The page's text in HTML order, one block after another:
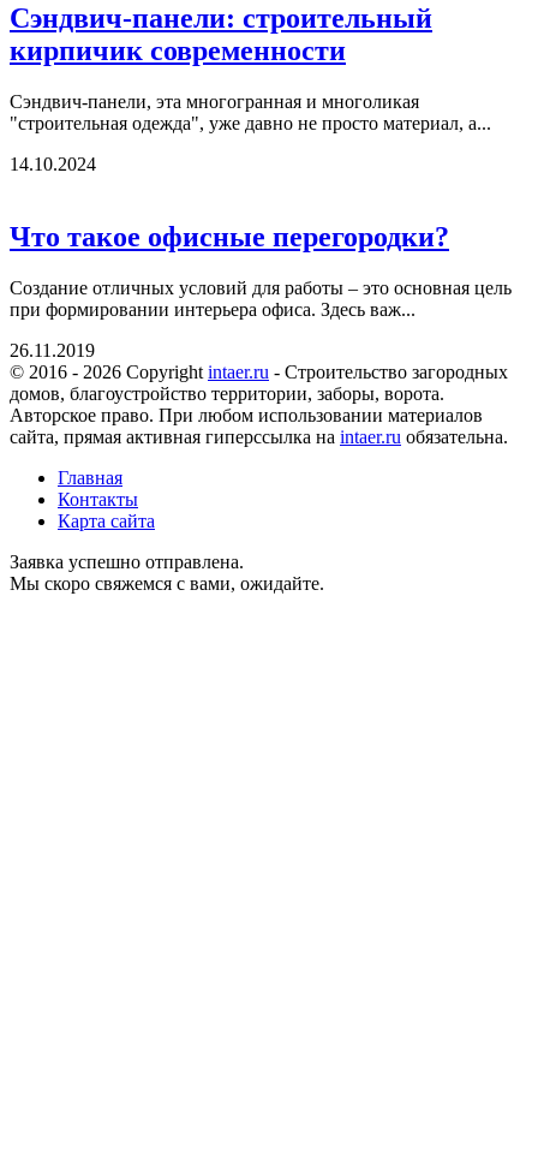
Сэндвич-панели: строительный
кирпичик современности
Сэндвич-панели, эта многогранная и многоликая
"строительная одежда", уже давно не просто материал, а...
14.10.2024
Что такое офисные перегородки?
Создание отличных условий для работы – это основная цель
при формировании интерьера офиса. Здесь важ...
26.11.2019
© 2016 - 2026 Copyright intaer.ru - Cтроительство загородных
домов, благоустройство территории, заборы, ворота.
Авторское право. При любом использовании материалов
сайта, прямая активная гиперссылка на intaer.ru обязательна.
Главная
Контакты
Карта сайта
Заявка успешно отправлена.
Мы скоро свяжемся с вами, ожидайте.